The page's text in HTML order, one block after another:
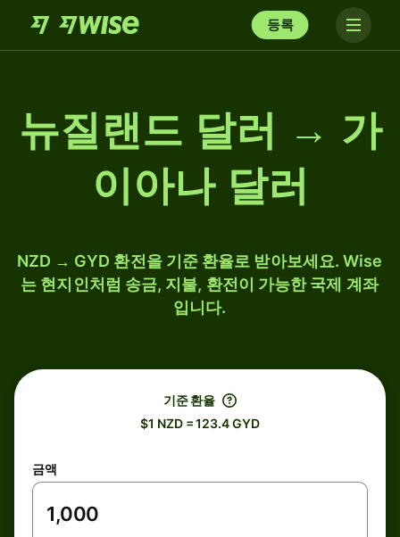
등록
뉴질랜드 달러 → 가
이아나 달러
NZD → GYD 환전을 기준 환율로 받아보세요. Wise
는 현지인처럼 송금, 지불, 환전이 가능한 국제 계좌
입니다.
기준 환율
$1 NZD = 123.4 GYD
금액